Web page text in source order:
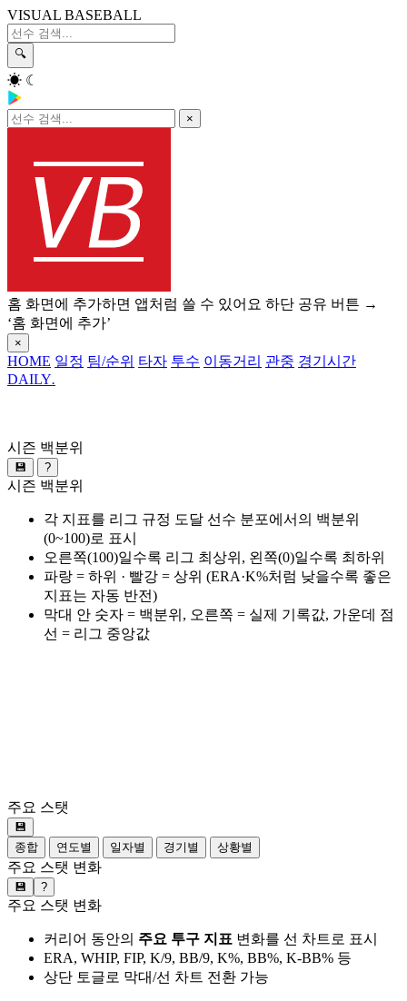
VISUAL BASEBALL
🔍
☀ ☾
×
홈 화면에 추가하면 앱처럼 쓸 수 있어요 하단 공유 버튼 →
‘홈 화면에 추가’
×
HOME 일정 팀/순위 타자 투수 이동거리 관중 경기시간
DAILY.
시즌 백분위
💾 ?
시즌 백분위
각 지표를 리그 규정 도달 선수 분포에서의 백분위
(0~100)로 표시
오른쪽(100)일수록 리그 최상위, 왼쪽(0)일수록 최하위
파랑 = 하위 · 빨강 = 상위 (ERA·K%처럼 낮을수록 좋은
지표는 자동 반전)
막대 안 숫자 = 백분위, 오른쪽 = 실제 기록값, 가운데 점
선 = 리그 중앙값
주요 스탯
💾
종합
연도별 일자별 경기별 상황별
주요 스탯 변화
💾 ?
주요 스탯 변화
커리어 동안의 주요 투구 지표 변화를 선 차트로 표시
ERA, WHIP, FIP, K/9, BB/9, K%, BB%, K-BB% 등
상단 토글로 막대/선 차트 전환 가능